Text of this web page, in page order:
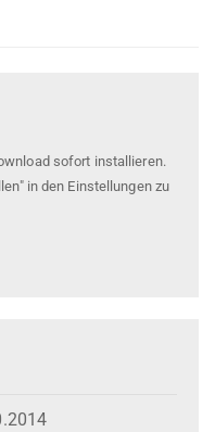
sofort installieren.
in den Einstellungen zu